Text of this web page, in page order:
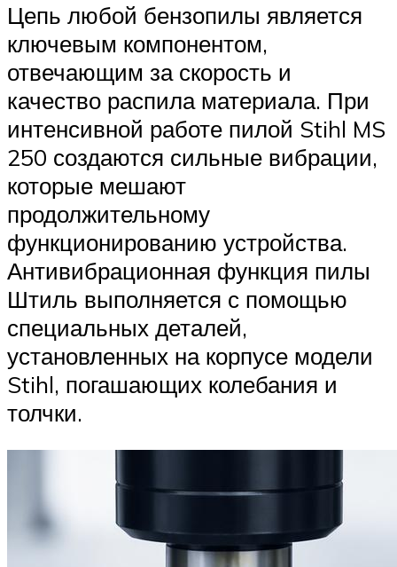
Цепь любой бензопилы является
ключевым компонентом,
отвечающим за скорость и
качество распила материала. При
интенсивной работе пилой Stihl MS
250 создаются сильные вибрации,
которые мешают
продолжительному
функционированию устройства.
Антивибрационная функция пилы
Штиль выполняется с помощью
специальных деталей,
установленных на корпусе модели
Stihl, погашающих колебания и
толчки.